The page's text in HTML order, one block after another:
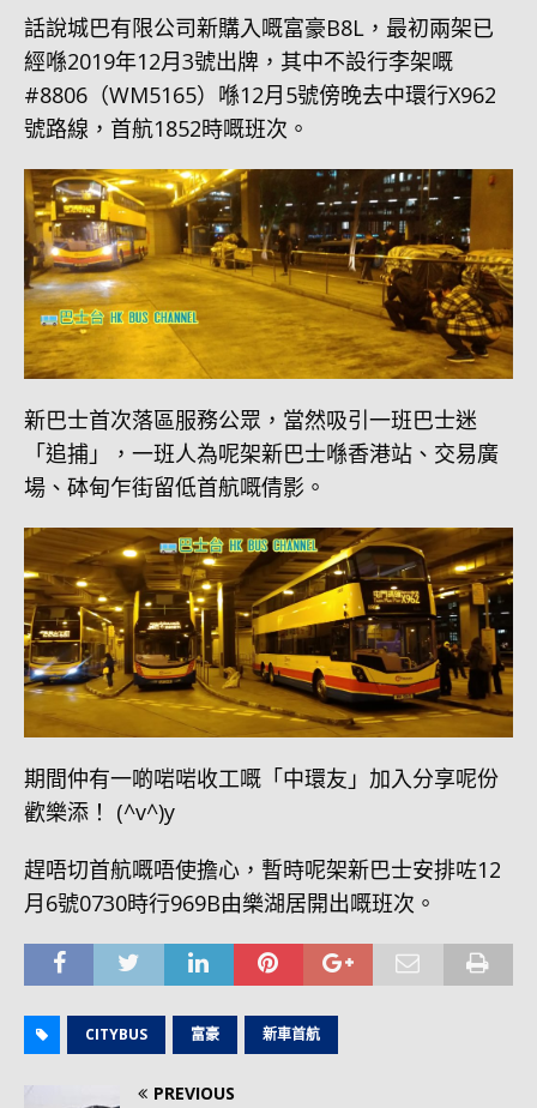
話說城巴有限公司新購入嘅富豪B8L，最初兩架已
經喺2019年12月3號出牌，其中不設行李架嘅
#8806（WM5165）喺12月5號傍晚去中環行X962
號路線，首航1852時嘅班次。
新巴士首次落區服務公眾，當然吸引一班巴士迷
「追捕」，一班人為呢架新巴士喺香港站、交易廣
場、砵甸乍街留低首航嘅倩影。
期間仲有一啲啱啱收工嘅「中環友」加入分享呢份
歡樂添！ (^v^)y
趕唔切首航嘅唔使擔心，暫時呢架新巴士安排咗12
月6號0730時行969B由樂湖居開出嘅班次。
CITYBUS 富豪 新車首航
PREVIOUS